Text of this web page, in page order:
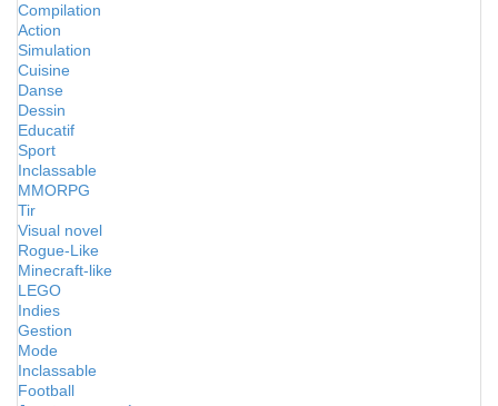
Compilation
Action
Simulation
Cuisine
Danse
Dessin
Educatif
Sport
Inclassable
MMORPG
Tir
Visual novel
Rogue-Like
Minecraft-like
LEGO
Indies
Gestion
Mode
Inclassable
Football